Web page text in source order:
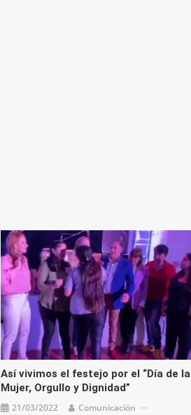
Así vivimos el festejo por el “Día de la
Mujer, Orgullo y Dignidad”
21/03/2022 Comunicación